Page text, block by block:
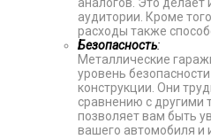
аудитории. Кроме
расходы также
Безопасность:
Металлические
уровень
конструкции. Они
сравнению с другими
позволяет вам быть
вашего автомобиля и